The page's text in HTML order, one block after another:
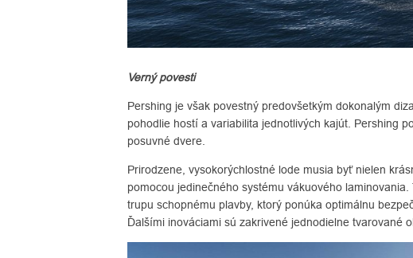
Verný povesti
Pershing je však povestný predovšetkým dokonalým
pohodlie hostí a variabilita jednotlivých kajút. Pershing
posuvné dvere.
Prirodzene, vysokorýchlostné lode musia byť nielen
pomocou jedinečného systému vákuového
trupu schopnému plavby, ktorý ponúka optimálnu
Ďalšími inováciami sú zakrivené jednodielne tvarované